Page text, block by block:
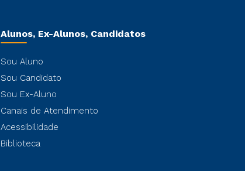
Alunos, Ex-Alunos, Candidatos
Sou Aluno
Sou Candidato
Sou Ex-Aluno
Canais de Atendimento
Acessibilidade
Biblioteca